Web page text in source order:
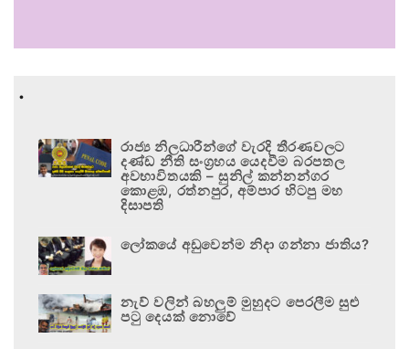
.
රාජ්‍ය නිලධාරීන්ගේ වැරදි තීරණවලට
දණ්ඩ නීති සංග්‍රහය යෙදවීම බරපතල
අවභාවිතයකි – සුනිල් කන්නන්ගර
කොළඹ, රත්නපුර, අම්පාර හිටපු මහ
දිසාපති
ලෝකයේ අඩුවෙන්ම නිදා ගන්නා ජාතිය?
නැව් වලින් බහලුම් මුහුදට පෙරලීම සුළු
පටු දෙයක් නොවේ